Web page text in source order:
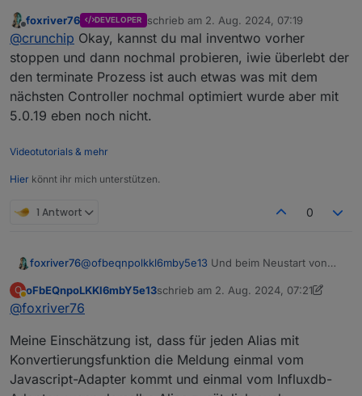
log eingefügt
foxriver76 DEVELOPER schrieb am 2. Aug. 2024, 07:19
zuletzt editiert von
@crunchip Okay, kannst du mal inventwo vorher
stoppen und dann nochmal probieren, iwie überlebt der
den terminate Prozess ist auch etwas was mit dem
nächsten Controller nochmal optimiert wurde aber mit
5.0.19 eben noch nicht.
Videotutorials & mehr
Hier könnt ihr mich unterstützen.
1 Antwort 0
foxriver76@ofbeqnpolkkl6mby5e13 Und beim Neustart von
welchem Interval, weil du meintest es hat
aufgehört?
O
Abwesend
oFbEQnpoLKKl6mbY5e13schrieb am 2. Aug. 2024, 07:21
zuletzt editiert von
@foxriver76
Meine Einschätzung ist, dass für jeden Alias mit
Konvertierungsfunktion die Meldung einmal vom
Javascript-Adapter kommt und einmal vom Influxdb-